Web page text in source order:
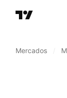
Mercados